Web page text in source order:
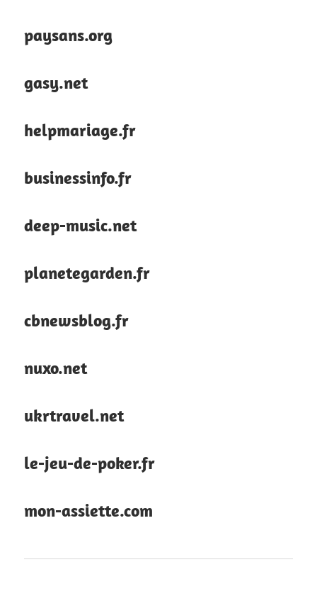
paysans.org
gasy.net
helpmariage.fr
businessinfo.fr
deep-music.net
planetegarden.fr
cbnewsblog.fr
nuxo.net
ukrtravel.net
le-jeu-de-poker.fr
mon-assiette.com